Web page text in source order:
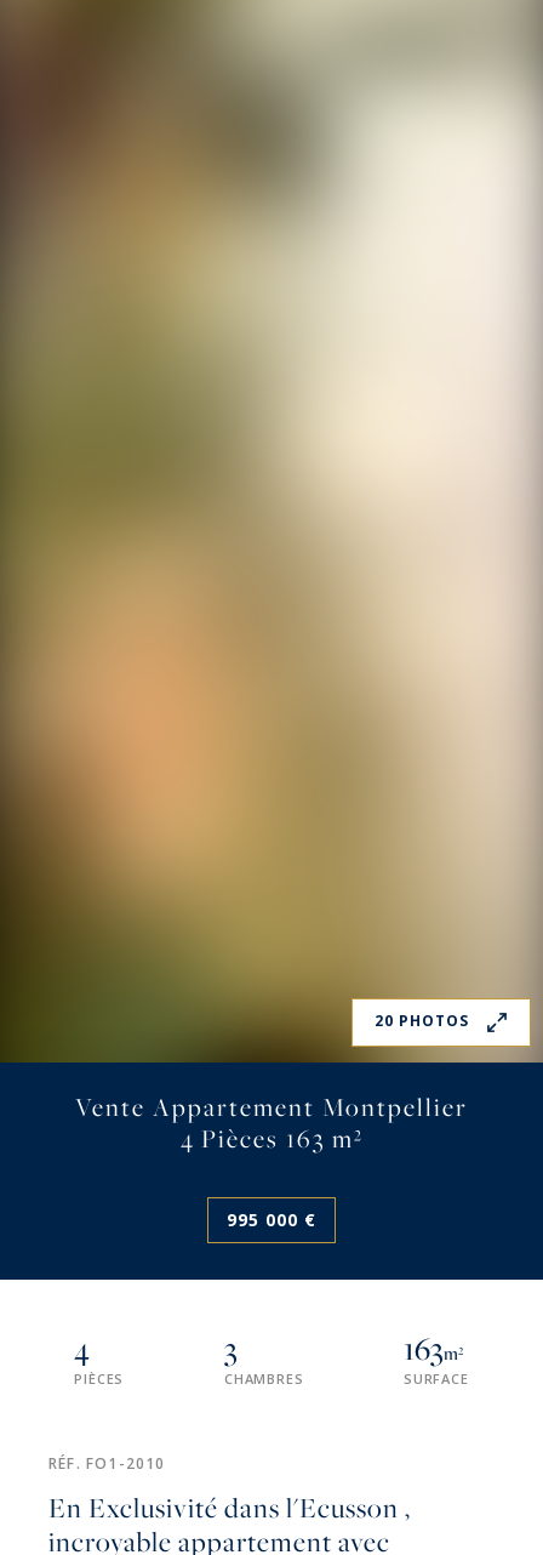
20 PHOTOS
Vente Appartement Montpellier
4 Pièces 163 m²
995 000 €
4
PIÈCES
3
CHAMBRES
163m²
SURFACE
RÉF. FO1-2010
En Exclusivité dans l'Ecusson ,
incroyable appartement avec